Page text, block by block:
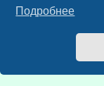
Подробнее